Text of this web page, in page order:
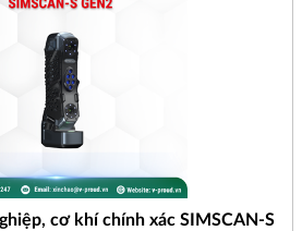
cơ khí chính xác SIMSCAN-S